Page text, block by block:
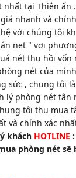
nhất tại Thiên ấn
nhanh và
với chúng tôi
net " vơi
nét thu hồi vốn
nét của
sức , chung tôi
lý phòng nét tận
tôi thu mua
và chính xác
khách HOTLINE
phòng nét sẽ